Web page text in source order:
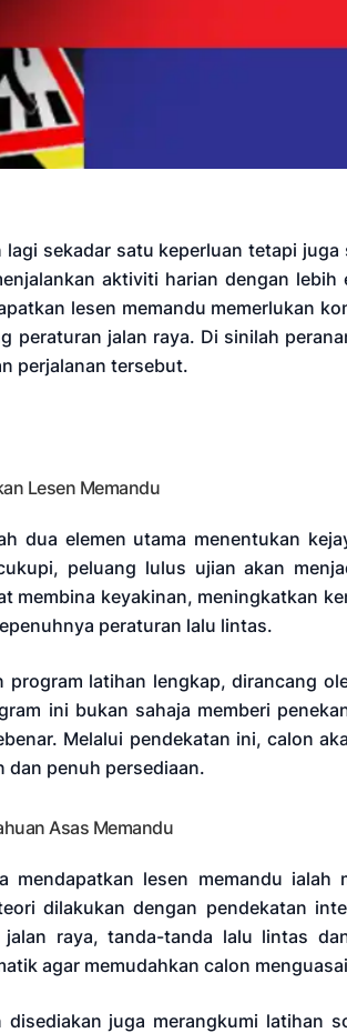
lagi sekadar satu keperluan tetapi
aktiviti harian dengan lebih
lesen memandu memerlukan
peraturan jalan raya. Di sinilah
perjalanan tersebut.
Lesen Memandu
dua elemen utama menentukan
peluang lulus ujian akan
membina keyakinan, meningkatkan
peraturan lalu lintas.
latihan lengkap, dirancang
ini bukan sahaja memberi
Melalui pendekatan ini, calon
dan penuh persediaan.
Asas Memandu
mendapatkan lesen memandu
dilakukan dengan pendekatan
raya, tanda-tanda lalu lintas
agar memudahkan calon
disediakan juga merangkumi latihan